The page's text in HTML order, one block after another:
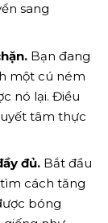
sang
Bạn đang
một cú ném
nó lại. Điều
tâm thực
đủ. Bắt đầu
cách tăng
bóng